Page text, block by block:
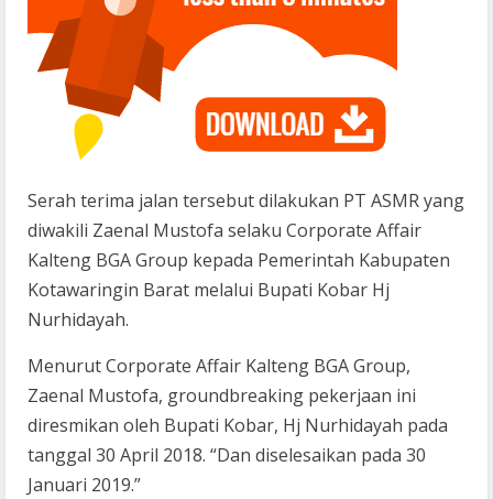
Serah terima jalan tersebut dilakukan PT ASMR yang
diwakili Zaenal Mustofa selaku Corporate Affair
Kalteng BGA Group kepada Pemerintah Kabupaten
Kotawaringin Barat melalui Bupati Kobar Hj
Nurhidayah.
Menurut Corporate Affair Kalteng BGA Group,
Zaenal Mustofa, groundbreaking pekerjaan ini
diresmikan oleh Bupati Kobar, Hj Nurhidayah pada
tanggal 30 April 2018. “Dan diselesaikan pada 30
Januari 2019.”